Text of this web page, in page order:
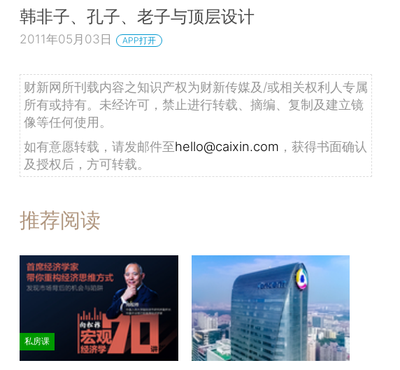
韩非子、孔子、老子与顶层设计
2011年05月03日 APP打开
财新网所刊载内容之知识产权为财新传媒及/或相关权利人专属
所有或持有。未经许可，禁止进行转载、摘编、复制及建立镜
像等任何使用。
如有意愿转载，请发邮件至hello@caixin.com ，获得书面确认
及授权后，方可转载。
推荐阅读
私房课